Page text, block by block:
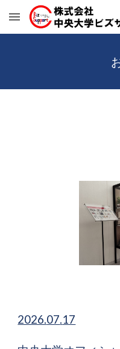
Skip to main content
2026.07.17